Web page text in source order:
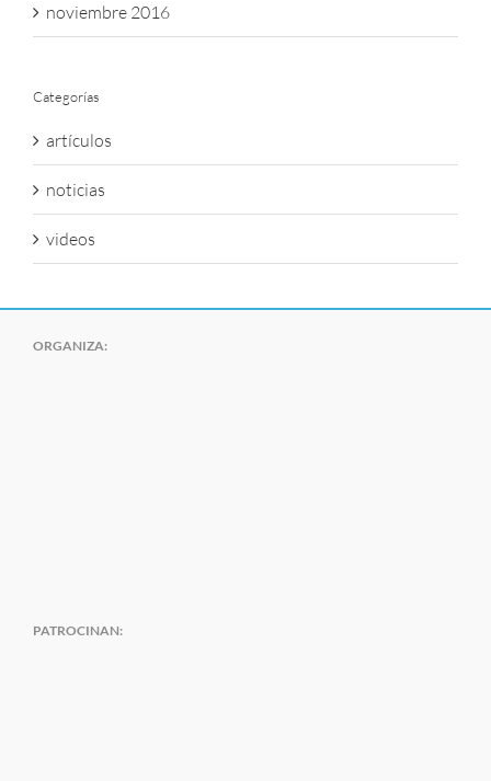
noviembre 2016
Categorías
artículos
noticias
videos
ORGANIZA:
PATROCINAN: